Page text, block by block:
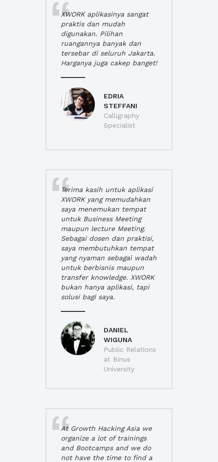
XWORK aplikasinya sangat
praktis dan mudah
digunakan. Pilihan
ruangannya banyak dan
tersebar di seluruh Jakarta.
Harganya juga cakep banget!
EDRIA
STEFFANI
Calligraphy
Specialist
Terima kasih untuk aplikasi
XWORK yang memudahkan
saya menemukan tempat
untuk Business Meeting
maupun lecture Meeting.
Sebagai dosen dan praktisi,
saya membutuhkan tempat
yang nyaman sebagai wadah
untuk berbisnis maupun
transfer knowledge. XWORK
bukan hanya aplikasi, tapi
solusi bagi saya.
DANIEL
WIGUNA
Public Relations
at Binus
University
At Growth Hacking Asia we
organize a lot of trainings
and Bootcamps and we do
not have the time to find a